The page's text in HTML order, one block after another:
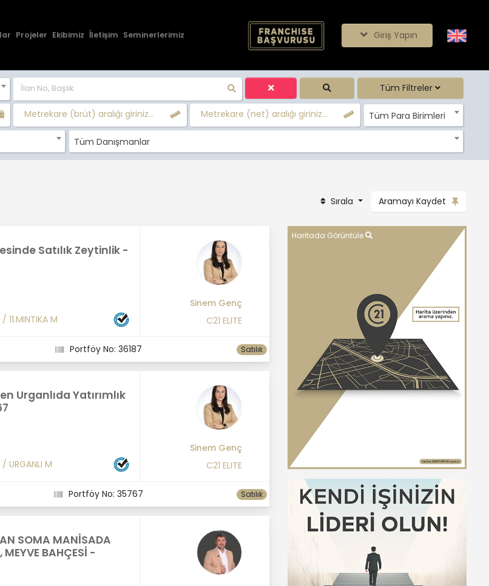
Projeler Ekibimiz İletişim Seminerlerimiz Giriş Yapın
Tüm Filtreler
Metrekare (brüt) aralığı giriniz... Metrekare (net) aralığı giriniz... Tüm Para Birimleri
Tüm Danışmanlar
Sırala Aramayı Kaydet
Satılık Zeytinlik -
/ 11.MINTIKA M
Sinem Genç
C21 ELITE
Portföy No: 36187 Satılık
Urganlıda Yatırımlık
/ URGANLI M
Sinem Genç
C21 ELITE
Portföy No: 35767 Satılık
SOMA MANİSADA
MEYVE BAHÇESİ -
Haritada Görüntüle